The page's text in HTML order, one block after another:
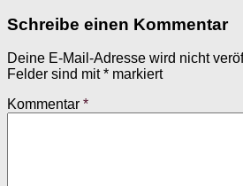
Schreibe einen Kommentar
Deine E-Mail-Adresse wird nicht
Felder sind mit* markiert
Kommentar *